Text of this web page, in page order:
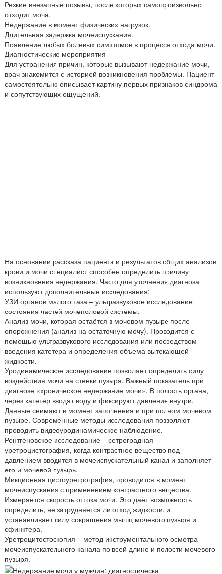
Резкие внезапные позывы, после которых самопроизвольно
отходит моча.
Недержание в момент физических нагрузок.
Длительная задержка мочеиспускания.
Появление любых болевых симптомов в процессе отхода мочи.
Диагностические мероприятия
Для устранения причин, которые вызывают недержание мочи,
врач знакомится с историей возникновения проблемы. Пациент
самостоятельно описывает картину первых признаков синдрома
и сопутствующих ощущений.
На основании рассказа пациента и результатов общих анализов
крови и мочи специалист способен определить причину
возникновения недержания. Часто для уточнения диагноза
используют дополнительные исследования:
УЗИ органов малого таза – ультразвуковое исследование
состояния частей мочеполовой системы.
Анализ мочи, которая остаётся в мочевом пузыре после
опорожнения (анализ на остаточную мочу). Проводится с
помощью ультразвукового исследования или посредством
введения катетера и определения объема вытекающей
жидкости.
Уродинамическое исследование позволяет определить силу
воздействия мочи на стенки пузыря. Важный показатель при
диагнозе «хроническое недержание мочи». В полость органа,
через катетер вводят воду и фиксируют давление внутри.
Данные снимают в момент заполнения и при полном мочевом
пузыре. Современные методы исследования позволяют
проводить видеоуродинамическое наблюдение.
Рентгеновское исследование – ретроградная
уретроцистография, когда контрастное вещество под
давлением вводится в мочеиспускательный канал и заполняет
его и мочевой пузырь.
Микционная цистоуретрография, проводится в момент
мочеиспускания с применением контрастного вещества.
Измеряется скорость оттока мочи. Это даёт возможность
определить, не затрудняется ли отход жидкости, и
устанавливает силу сокращения мышц мочевого пузыря и
сфинктера.
Уретроцитостоскопия – метод инструментального осмотра
мочеиспускательного канала по всей длине и полости мочевого
пузыря.